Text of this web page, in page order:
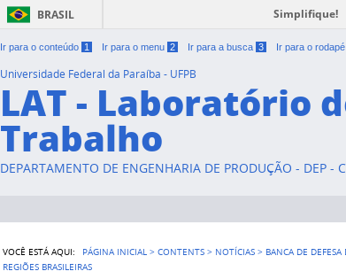
Ir para o conteúdo 1 Ir para o menu 2 Ir para a busca 3 Ir para o rodapé
BRASIL Simplifique!
Universidade Federal da Paraíba - UFPB
LAT - Laboratório
Trabalho
DEPARTAMENTO DE ENGENHARIA DE PRODUÇÃO - DEP -
VOCÊ ESTÁ AQUI: PÁGINA INICIAL >CONTENTS > NOTÍCIAS > BANCA DE
REGIÕES BRASILEIRAS